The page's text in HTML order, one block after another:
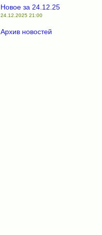
Новое за 24.12.25
24.12.2025 21:00
Архив новостей